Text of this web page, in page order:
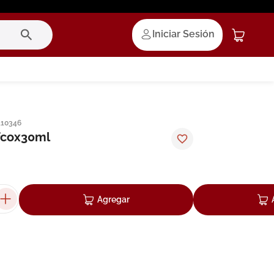
Iniciar Sesión
Agregar